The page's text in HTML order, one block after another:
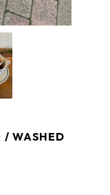
/ WASHED